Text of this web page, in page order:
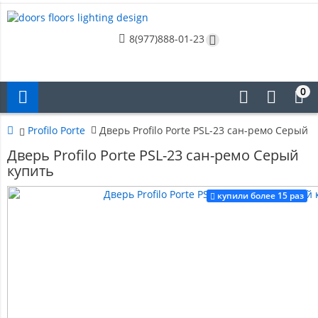
8(977)888-01-23
0
Profilo Porte Дверь Profilo Porte PSL-23 сан-ремо Серый
Дверь Profilo Porte PSL-23 сан-ремо Серый
купить
купили более 15 раз